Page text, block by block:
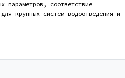
параметров, соответствие
крупных систем водоотведения и